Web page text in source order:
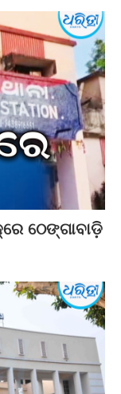
ଠେଙ୍ଗାବାଡ଼ି